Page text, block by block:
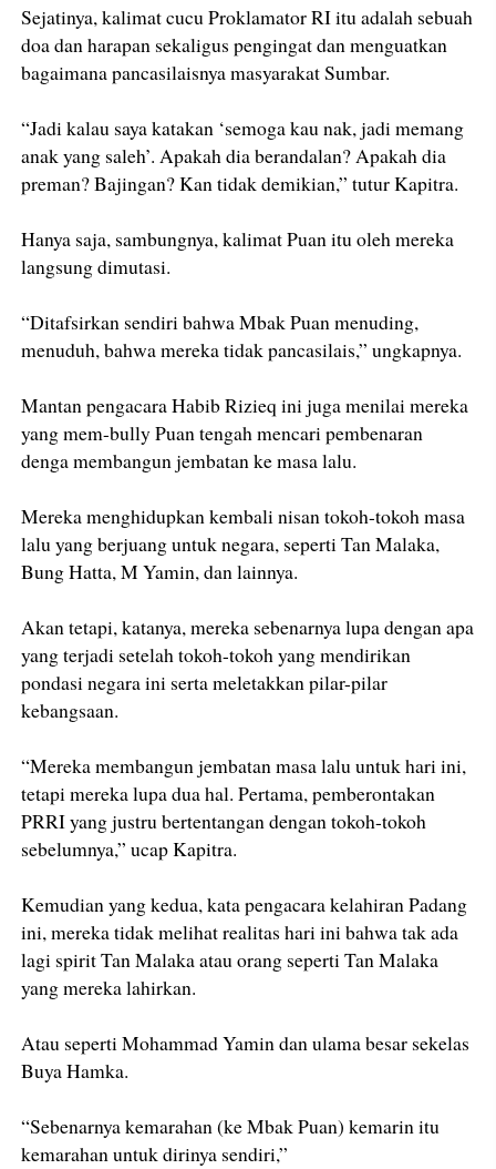
Sejatinya, kalimat cucu Proklamator RI itu adalah sebuah
doa dan harapan sekaligus pengingat dan menguatkan
bagaimana pancasilaisnya masyarakat Sumbar.
“Jadi kalau saya katakan ‘semoga kau nak, jadi memang
anak yang saleh’. Apakah dia berandalan? Apakah dia
preman? Bajingan? Kan tidak demikian,” tutur Kapitra.
Hanya saja, sambungnya, kalimat Puan itu oleh mereka
langsung dimutasi.
“Ditafsirkan sendiri bahwa Mbak Puan menuding,
menuduh, bahwa mereka tidak pancasilais,” ungkapnya.
Mantan pengacara Habib Rizieq ini juga menilai mereka
yang mem-bully Puan tengah mencari pembenaran
denga membangun jembatan ke masa lalu.
Mereka menghidupkan kembali nisan tokoh-tokoh masa
lalu yang berjuang untuk negara, seperti Tan Malaka,
Bung Hatta, M Yamin, dan lainnya.
Akan tetapi, katanya, mereka sebenarnya lupa dengan apa
yang terjadi setelah tokoh-tokoh yang mendirikan
pondasi negara ini serta meletakkan pilar-pilar
kebangsaan.
“Mereka membangun jembatan masa lalu untuk hari ini,
tetapi mereka lupa dua hal. Pertama, pemberontakan
PRRI yang justru bertentangan dengan tokoh-tokoh
sebelumnya,” ucap Kapitra.
Kemudian yang kedua, kata pengacara kelahiran Padang
ini, mereka tidak melihat realitas hari ini bahwa tak ada
lagi spirit Tan Malaka atau orang seperti Tan Malaka
yang mereka lahirkan.
Atau seperti Mohammad Yamin dan ulama besar sekelas
Buya Hamka.
“Sebenarnya kemarahan (ke Mbak Puan) kemarin itu
kemarahan untuk dirinya sendiri,”